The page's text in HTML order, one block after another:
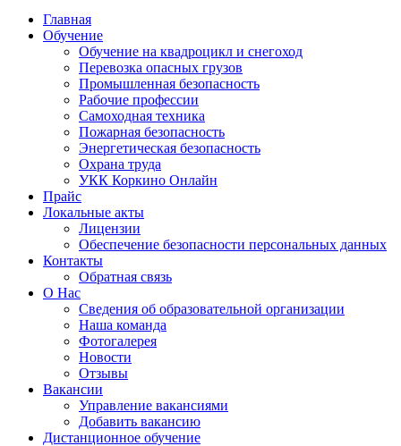
Главная
Обучение
Обучение на квадроцикл и снегоход
Перевозка опасных грузов
Промышленная безопасность
Рабочие профессии
Самоходная техника
Пожарная безопасность
Энергетическая безопасность
Охрана труда
УКК Коркино Онлайн
Прайс
Локальные акты
Лицензии
Обеспечение безопасности персональных данных
Контакты
Обратная связь
О Нас
Сведения об образовательной организации
Наша команда
Фотогалерея
Новости
Отзывы
Вакансии
Управление вакансиями
Добавить вакансию
Дистанционное обучение